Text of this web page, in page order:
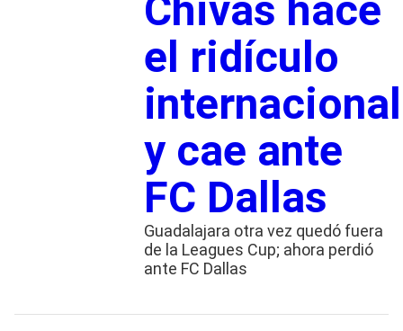
Chivas hace
el ridículo
internacional
y cae ante
FC Dallas
Guadalajara otra vez quedó fuera
de la Leagues Cup; ahora perdió
ante FC Dallas